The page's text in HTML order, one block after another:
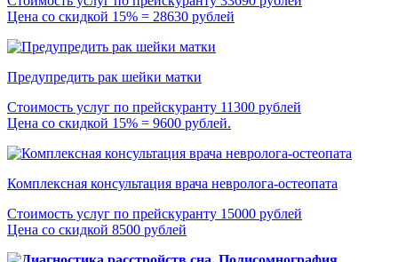
Цена со скидкой 15% = 28630 рублей
Предупредить рак шейки матки
Стоимость услуг по прейскуранту 11300 рублей
Цена со скидкой 15% = 9600 рублей.
Комплексная консультация врача невролога-остеопата
Стоимость услуг по прейскуранту 15000 рублей
Цена со скидкой 8500 рублей